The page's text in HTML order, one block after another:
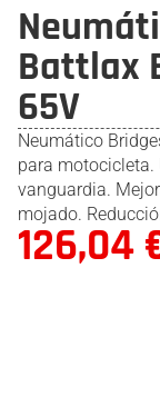
Battlax
65V
Neumático
para motocicleta.
vanguardia.
mojado.
126,04